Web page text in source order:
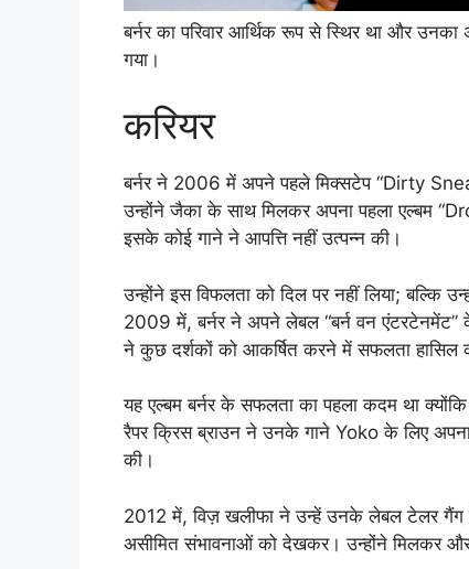
बर्नर का परिवार आर्थिक रूप से स्थिर था और
गया।
करियर
बर्नर ने 2006 में अपने पहले मिक्सटेप “Dirty
उन्होंने जैका के साथ मिलकर अपना पहला एल्बम
इसके कोई गाने ने आपत्ति नहीं उत्पन्न की।
उन्होंने इस विफलता को दिल पर नहीं लिया;
2009 में, बर्नर ने अपने लेबल “बर्न वन एंटरटेनमेंट”
ने कुछ दर्शकों को आकर्षित करने में सफलता हासिल
यह एल्बम बर्नर के सफलता का पहला कदम था
रैपर क्रिस ब्राउन ने उनके गाने Yoko के लिए अपना
की।
2012 में, विज़ खलीफा ने उन्हें उनके लेबल टेलर गैंग
असीमित संभावनाओं को देखकर। उन्होंने मिलकर